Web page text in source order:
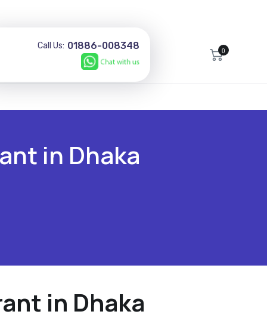
Call Us: 01886-008348 0
in Dhaka
in Dhaka